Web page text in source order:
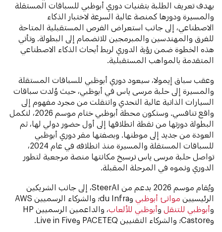
بهدف تعريف الطلبة بتقنيات دوري أبوظبي للسباقات المستقلة
والمسيرة ودورها كمنصة عالية السرعة لاختبار الذكاء
الاصطناعي، إلى جانب استعراض الفرص المستقبلية المتاحة
للفرق والمهندسين والمبرمجين للانضمام إلى البطولة. وتأتي
هذه الخطوة ضمن رؤية الدوري لربط أبحاث الذكاء الاصطناعي
المتقدمة بالمواهب المستقبلية.
وعقب سباق إيمولا، سيعود دوري أبوظبي للسباقات المستقلة
والمسيرة إلى حلبة مرسى ياس في أبوظبي، حيث وُلدت سباقات
السيارات الذاتية عالية التحدي وانتقلت من مجرد مفهوم إلى
واقع تنافسي. وستكون محطة أبوظبي ختام موسم 2026، لتكمل
البطولة دورتها من نقطة انطلاقها إلى أول حضور دولي لها، ثم
العودة من جديد إلى موطنها. وبصفتها مقر دوري أبوظبي
للسباقات المستقلة والمسيرة منذ انطلاقه في عام 2024،
تواصل حلبة مرسى ياس ترسيخ مكانتها منصة مرجعية لتطور
الدوري ونموه في المرحلة المقبلة.
ويُقام موسم 2026 بدعم من SteerAI، إلى جانب الشريكين
الرئيسيين موانئ أبوظبي
وdu Infra؛ والشركاء الرسميين AWS
وأبوظبي للتنقل وأبوظبي للألعاب
، والداعمين الرسميين HP
وCastore؛ والشركاء التقنيين PACETEQ وLive in Five.